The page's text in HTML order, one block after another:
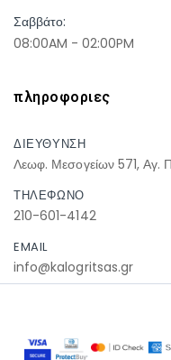
Σαββάτο:
08:00AM - 02:00PM
πληροφοριες
ΔΙΕΥΘΥΝΣΗ
Λεωφ. Μεσογείων 571, Αγ.
ΤΗΛΕΦΩΝΟ
210-601-4142
EMAIL
info@kalogritsas.gr